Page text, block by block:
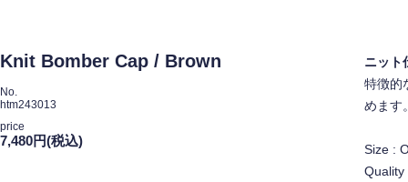
Knit Bomber Cap / Brown
No.
htm243013
price
7,480円(税込)
ニット
特徴的
めます
Size :
Quality